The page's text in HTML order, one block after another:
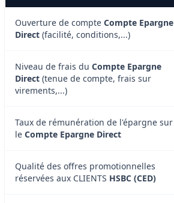
Ouverture de compte Compte Epargne
Direct (facilité, conditions,...)
Niveau de frais du Compte Epargne
Direct (tenue de compte, frais sur
virements,...)
Taux de rémunération de l'épargne sur
le Compte Epargne Direct
Qualité des offres promotionnelles
réservées aux CLIENTS HSBC (CED)